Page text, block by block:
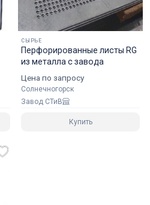
СЫРЬЕ
Перфорированные листы RG
из металла с завода
Цена по запросу
Солнечногорск
Завод СТиВ
Купить